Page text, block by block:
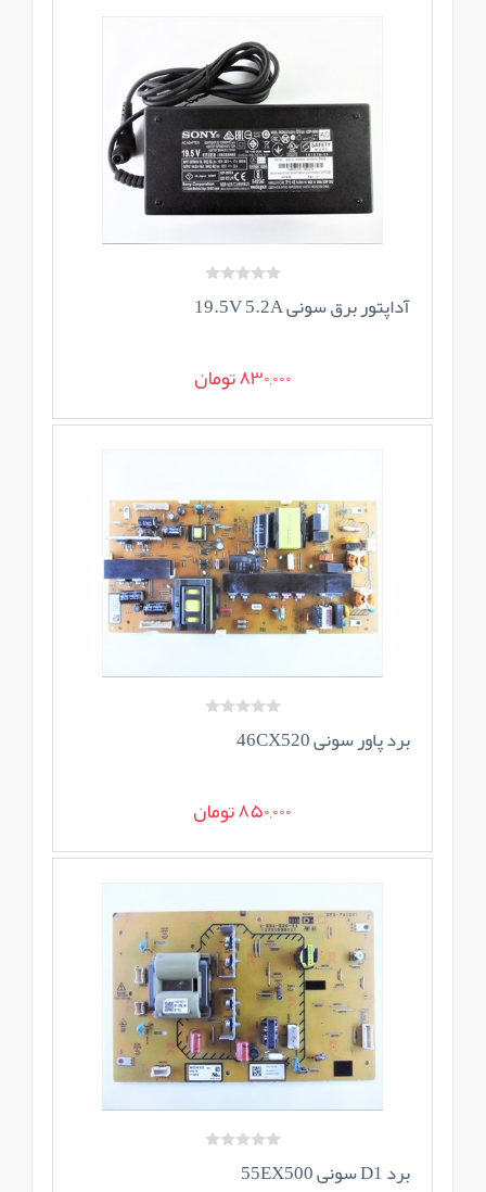
آداپتور برق سونی 19.5V 5.2A
830,000 تومان
برد پاور سونی 46CX520
850,000 تومان
برد D1 سونی 55EX500